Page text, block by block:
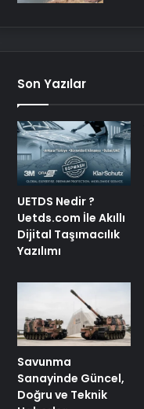
Son Yazılar
UETDS Nedir ?
Uetds.com İle Akıllı
Dijital Taşımacılık
Yazılımı
Savunma
Sanayinde Güncel,
Doğru ve Teknik